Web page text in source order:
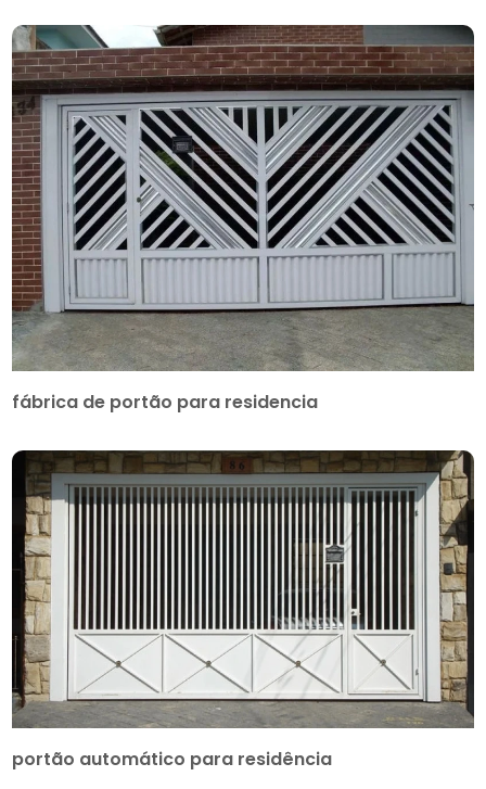
fábrica de portão para residencia
portão automático para residência